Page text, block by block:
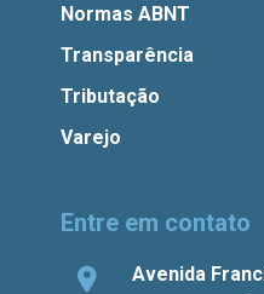
Normas ABNT
Transparência
Tributação
Varejo
Entre em contato
Avenida